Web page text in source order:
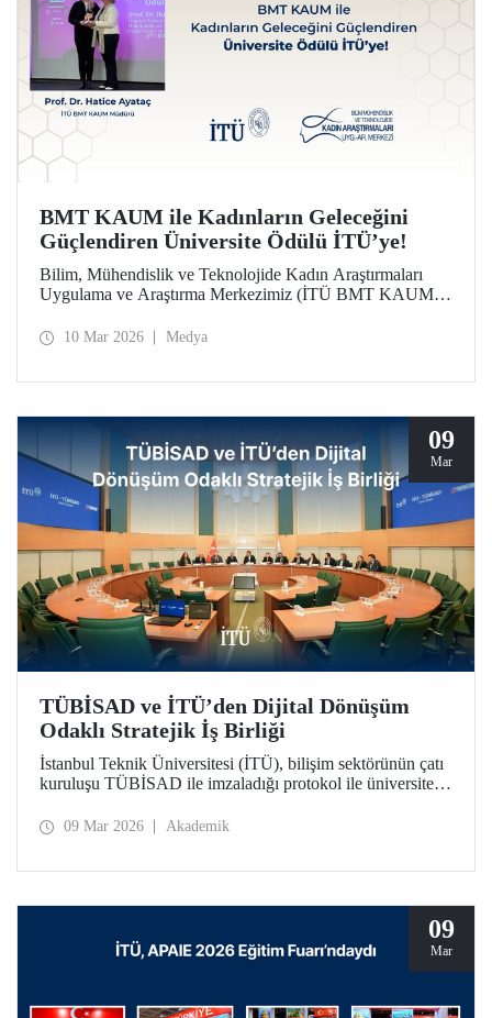
BMT KAUM ile Kadınların Geleceğini
Güçlendiren Üniversite Ödülü İTÜ’ye!
Bilim, Mühendislik ve Teknolojide Kadın Araştırmaları
Uygulama ve Araştırma Merkezimiz (İTÜ BMT KAUM)
“Kadınların Geleceğini Güçlendiren Üniversite Ödülü”ne
10 Mar 2026 Medya
09
Mar
TÜBİSAD ve İTÜ’den Dijital Dönüşüm
Odaklı Stratejik İş Birliği
İstanbul Teknik Üniversitesi (İTÜ), bilişim sektörünün çatı
kuruluşu TÜBİSAD ile imzaladığı protokol ile üniversite-
09 Mar 2026 Akademik
09
Mar